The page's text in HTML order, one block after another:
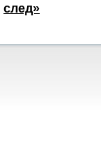
след»